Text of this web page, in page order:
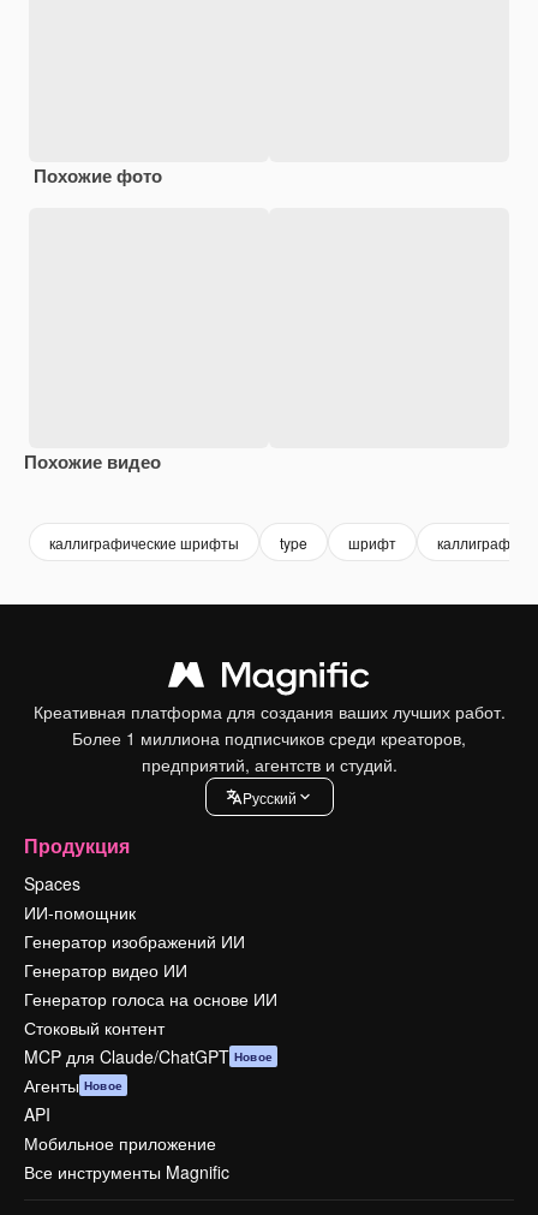
Похожие фото
Похожие видео
каллиграфические шрифты type шрифт каллиграфия
Креативная платформа для создания ваших лучших работ.
Более 1 миллиона подписчиков среди креаторов,
предприятий, агентств и студий.
Pусский
Продукция
Spaces
ИИ-помощник
Генератор изображений ИИ
Генератор видео ИИ
Генератор голоса на основе ИИ
Стоковый контент
MCP для Claude/ChatGPT Новое
Агенты Новое
API
Мобильное приложение
Все инструменты Magnific